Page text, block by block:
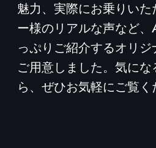
魅力、実際にお乗りい
ー様のリアルな声など
っぷりご紹介するオリ
ご用意しました。気に
ら、ぜひお気軽にご覧く